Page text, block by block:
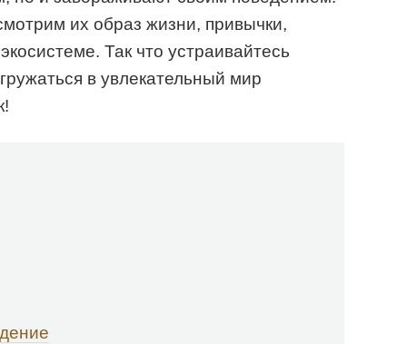
их образ жизни, привычки,
Так что устраивайтесь
в увлекательный мир